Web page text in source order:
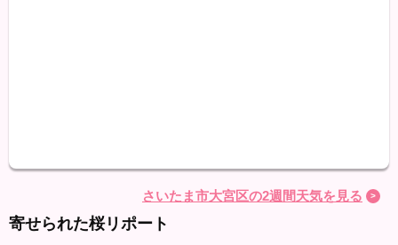
さいたま市大宮区の2週間天気を見る
寄せられた桜リポート